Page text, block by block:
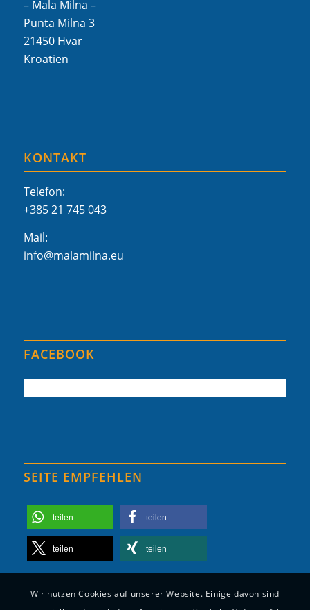
– Mala Milna –
Punta Milna 3
21450 Hvar
Kroatien
KONTAKT
Telefon:
+385 21 745 043
Mail:
info@malamilna.eu
FACEBOOK
SEITE EMPFEHLEN
teilen teilen
teilen teilen
Wir nutzen Cookies auf unserer Website. Einige davon sind